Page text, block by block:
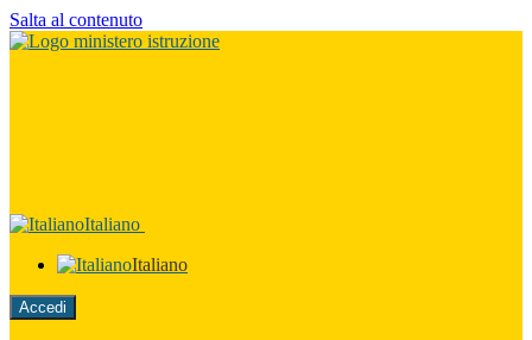
Salta al contenuto
Italiano
Italiano
Accedi